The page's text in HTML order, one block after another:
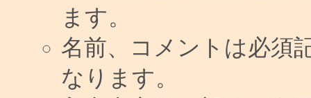
ます。
名前、コメントは必須
なります。